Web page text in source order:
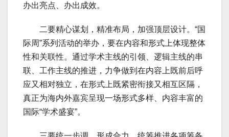
办出亮点、办出成效。
二要精心谋划，精准布局，加强顶层设计。“国
际周”系列活动的举办，要在内容和形式上体现整体
性和关联性。通过学术主线的引领、逻辑主线的串
联、工作主线的推进，力争做到在内容上既前后呼
应又相对独立，在形式上既紧密衔接又相互区隔，
真正为海内外嘉宾呈现一场形式多样、内容丰富的
国际“学术盛宴”。